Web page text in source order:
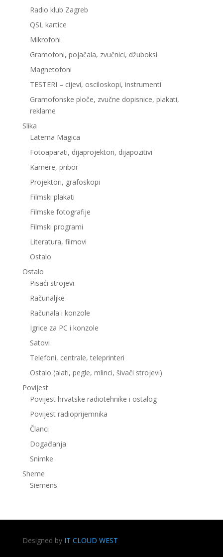
Radio klub Zagreb
QSL kartice
Mikrofoni
Gramofoni, pojačala, zvučnici, džuboksi
Magnetofoni
TESTERI – cijevi, osciloskopi, instrumenti
Gramofonske ploče, zvučne dopisnice, plakati,
reklame
Slika
Laterna Magica
Fotoaparati, dijaprojektori, dijapozitivi
Kamere, pribor
Projektori, grafoskopi
Filmski plakati
Filmske fotografije
Filmski programi
Literatura, filmovi
Ostalo
Ostalo
Pisaći strojevi
Računaljke
Računala i konzole
Igrice za PC i konzole
Satovi
Telefoni, centrale, teleprinteri
Ostalo (alati, pegle, mlinci, šivači strojevi)
Povijest
Povijest hrvatske radiotehnike i ostalog
Povijest radioprijemnika
Članci
Događanja
Snimke
Sheme
Siemens
Designed by IT CLOUD WEST